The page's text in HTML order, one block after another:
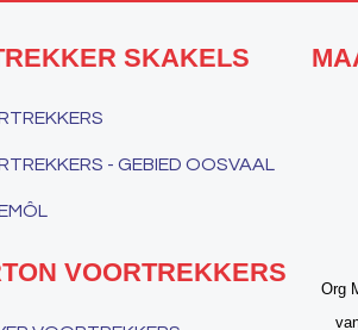
SKAKELS
- GEBIED OOSVAAL
VOORTREKKERS
Org